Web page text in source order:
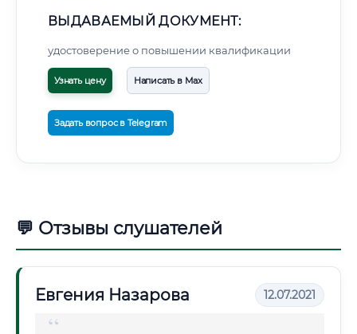
ВЫДАВАЕМЫЙ ДОКУМЕНТ:
удостоверение о повышении квалификации
Узнать цену Написать в Max
Задать вопрос в Telegram
💬 Отзывы слушателей
Евгения Назарова 12.07.2021